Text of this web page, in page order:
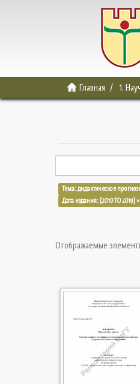
Главная 1.
Тема: дидактическое
Дата издания: [2010 TO 2019] ×
Отображаемые